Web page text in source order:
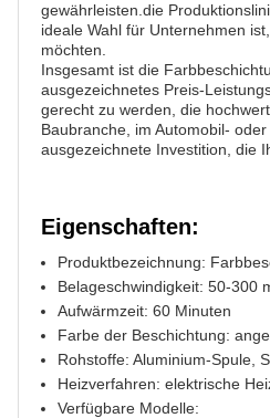
gewährleisten.die
ideale Wahl für Unternehmen
möchten.
Insgesamt ist die
ausgezeichnetes Preis-
gerecht zu werden, die
Baubranche, im Automobil-
ausgezeichnete Investition, die
Eigenschaften:
Produktbezeichnung:
Belageschwindigkeit: 50-300
Aufwärmzeit: 60 Minuten
Farbe der Beschichtung:
Rohstoffe: Aluminium-Spule,
Heizverfahren: elektrische
Verfügbare Modelle: